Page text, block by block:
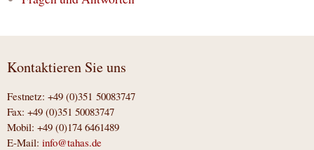
Kontaktieren Sie uns
Festnetz: +49 (0)351 50083747
Fax: +49 (0)351 50083747
Mobil: +49 (0)174 6461489
E-Mail: info@tahas.de